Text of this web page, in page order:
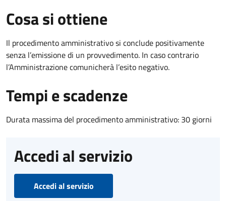
Cosa si ottiene
Il procedimento amministrativo si conclude positivamente
senza l’emissione di un provvedimento. In caso contrario
l’Amministrazione comunicherà l’esito negativo.
Tempi e scadenze
Durata massima del procedimento amministrativo: 30 giorni
Accedi al servizio
Accedi al servizio